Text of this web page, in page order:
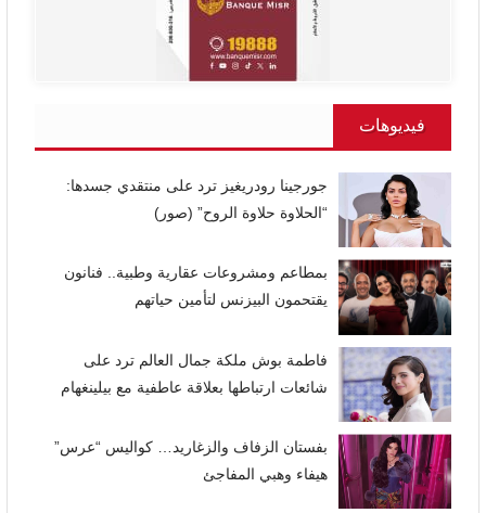
فيديوهات
جورجينا رودريغيز ترد على منتقدي جسدها:
“الحلاوة حلاوة الروح” (صور)
بمطاعم ومشروعات عقارية وطبية.. فنانون
يقتحمون البيزنس لتأمين حياتهم
فاطمة بوش ملكة جمال العالم ترد على
شائعات ارتباطها بعلاقة عاطفية مع بيلينغهام
بفستان الزفاف والزغاريد… كواليس “عرس”
هيفاء وهبي المفاجئ